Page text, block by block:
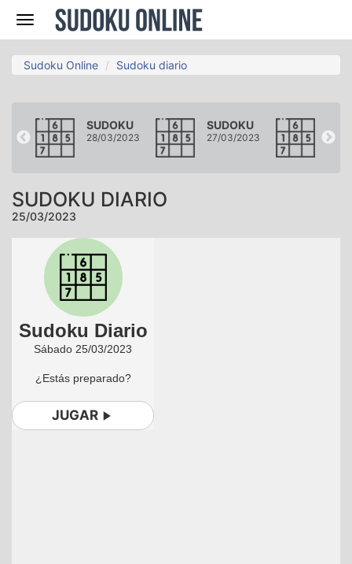
Navegación
Sudoku Online Sudoku diario
SUDOKU
28/03/2023
SUDOKU
27/03/2023 26/
SUDOKU DIARIO
25/03/2023
Sudoku Diario
Sábado 25/03/2023
¿Estás preparado?
JUGAR